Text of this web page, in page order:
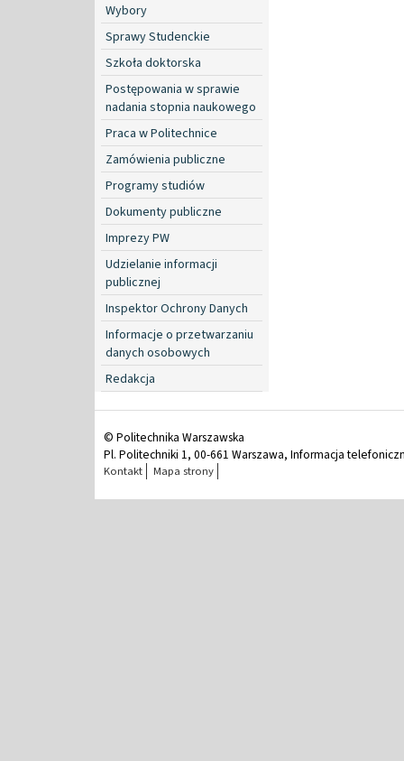
Wybory
Sprawy Studenckie
Szkoła doktorska
Postępowania w sprawie
nadania stopnia naukowego
Praca w Politechnice
Zamówienia publiczne
Programy studiów
Dokumenty publiczne
Imprezy PW
Udzielanie informacji
publicznej
Inspektor Ochrony Danych
Informacje o przetwarzaniu
danych osobowych
Redakcja
© Politechnika Warszawska
Pl. Politechniki 1, 00-661 Warszawa, Informacja
Kontakt Mapa strony